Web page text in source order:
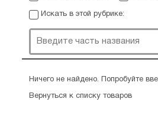
Искать в этой рубрике:
Ничего не найдено. Попробуйте
Вернуться к списку товаров